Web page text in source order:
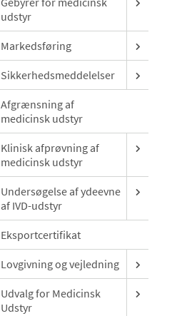
udstyr
Markedsføring
Sikkerhedsmeddelelser
Afgrænsning af
medicinsk udstyr
Klinisk afprøvning af
medicinsk udstyr
Undersøgelse af ydeevne
af IVD-udstyr
Eksportcertifikat
Lovgivning og vejledning
Udvalg for Medicinsk
Udstyr